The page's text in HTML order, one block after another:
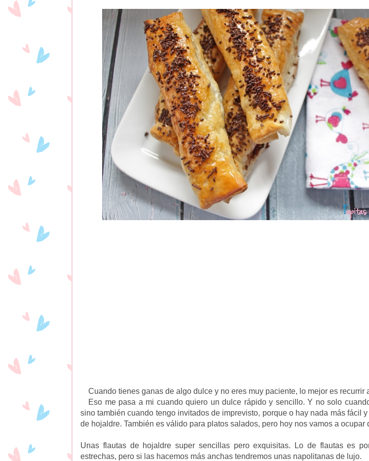
Cuando tienes ganas de algo dulce y no eres muy paciente, lo mejor es recurrir
Eso me pasa a mi cuando quiero un dulce rápido y sencillo. Y no solo
sino también cuando tengo invitados de imprevisto, porque o hay nada más fácil
de hojaldre. También es válido para platos salados, pero hoy nos vamos a ocupar
Unas flautas de hojaldre super sencillas pero exquisitas. Lo de flautas es
estrechas, pero si las hacemos más anchas tendremos unas napolitanas de lujo.